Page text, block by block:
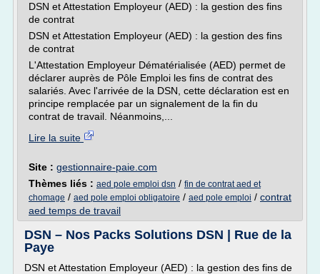
DSN et Attestation Employeur (AED) : la gestion des fins
de contrat
DSN et Attestation Employeur (AED) : la gestion des fins
de contrat
L'Attestation Employeur Dématérialisée (AED) permet de
déclarer auprès de Pôle Emploi les fins de contrat des
salariés. Avec l'arrivée de la DSN, cette déclaration est en
principe remplacée par un signalement de la fin du
contrat de travail. Néanmoins,...
Lire la suite
Site : gestionnaire-paie.com
Thèmes liés : aed pole emploi dsn / fin de contrat aed et
chomage / aed pole emploi obligatoire / aed pole emploi / contrat
aed temps de travail
DSN – Nos Packs Solutions DSN | Rue de la
Paye
DSN et Attestation Employeur (AED) : la gestion des fins de